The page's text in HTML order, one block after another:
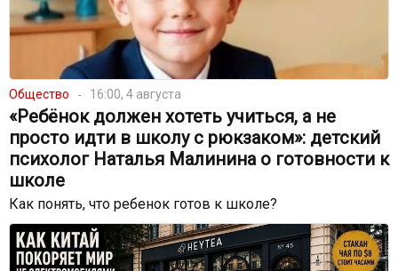
Общество 16:00, 4 августа
«Ребёнок должен хотеть учиться, а не
просто идти в школу с рюкзаком»: детский
психолог Наталья Малинина о готовности к
школе
Как понять, что ребенок готов к школе?